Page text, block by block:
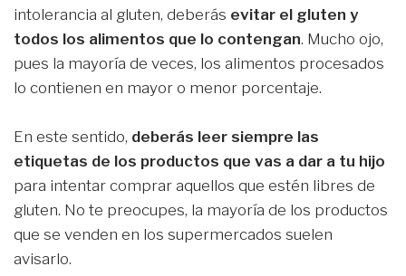
intolerancia al gluten, deberás evitar el gluten y
todos los alimentos que lo contengan. Mucho ojo,
pues la mayoría de veces, los alimentos procesados
lo contienen en mayor o menor porcentaje.
En este sentido, deberás leer siempre las
etiquetas de los productos que vas a dar a tu hijo
para intentar comprar aquellos que estén libres de
gluten. No te preocupes, la mayoría de los productos
que se venden en los supermercados suelen
avisarlo.